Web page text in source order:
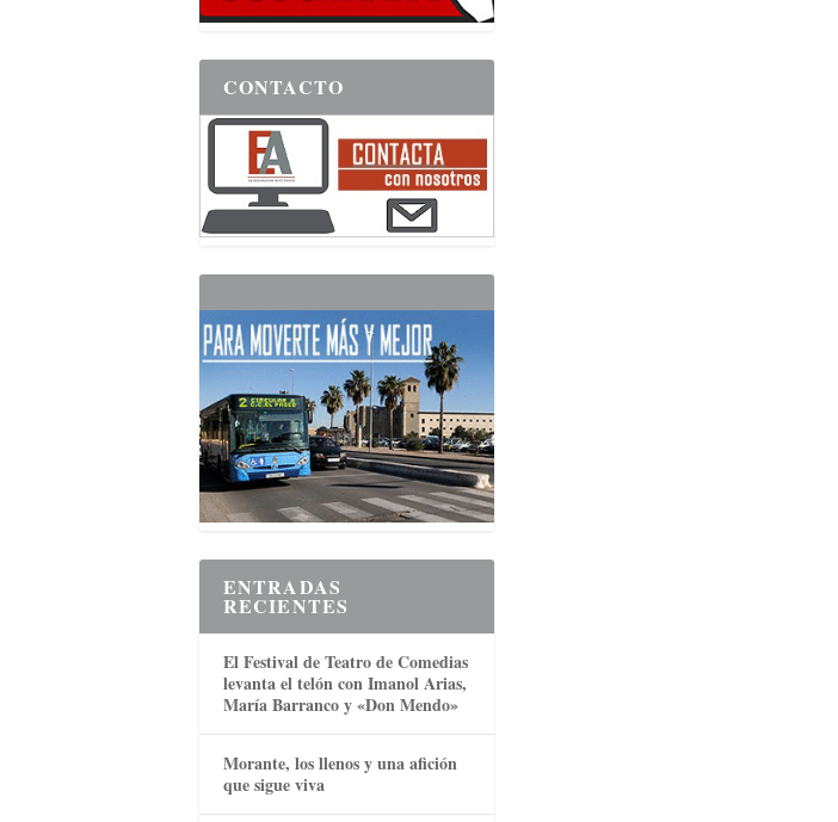
CONTACTO
ENTRADAS
RECIENTES
El Festival de Teatro de Comedias
levanta el telón con Imanol Arias,
María Barranco y «Don Mendo»
Morante, los llenos y una afición
que sigue viva